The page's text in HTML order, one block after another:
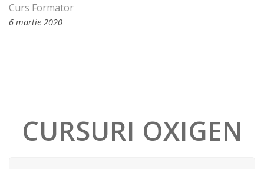
Curs Formator
6 martie 2020
CURSURI OXIGEN